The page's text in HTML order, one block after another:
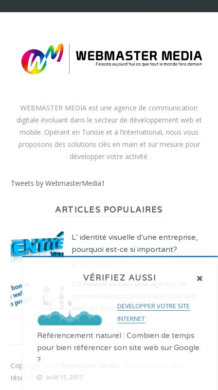
VÉRIFIEZ AUSSI
DEVELOPPER VOTRE SITE
INTERNET
Référencement naturel : Combien de temps
pour bien référencer son site web sur Google
?
août 15, 2017
WEBMASTER MEDIA est une agence de communication
digitale évoluant dans le secteur de développement web et
mobile. Opérant en Tunisie et à l’international, nous vous
proposons des solutions clés en main et sur mesure pour
développer votre activité.
Tweets by WebmasterMedia1
ARTICLES POPULAIRES
L’ identité visuelle d’une entreprise,
pourquoi est-ce si important?
Comment choisir une agence de
web en Tunisie ?
100869 Vues
Copyright 2016
réservés.